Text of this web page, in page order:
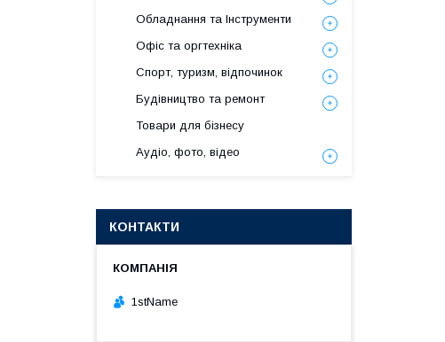
Обладнання та Інструменти
Офіс та оргтехніка
Спорт, туризм, відпочинок
Будівництво та ремонт
Товари для бізнесу
Аудіо, фото, відео
КОНТАКТИ
1stName